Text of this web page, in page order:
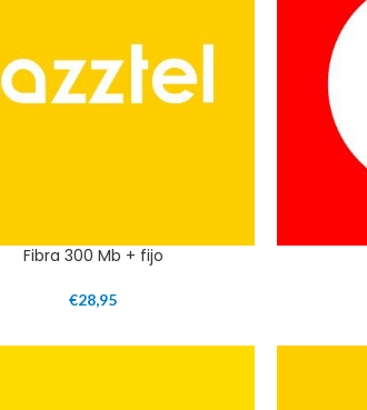
Fibra 300 Mb + fijo
€28,95